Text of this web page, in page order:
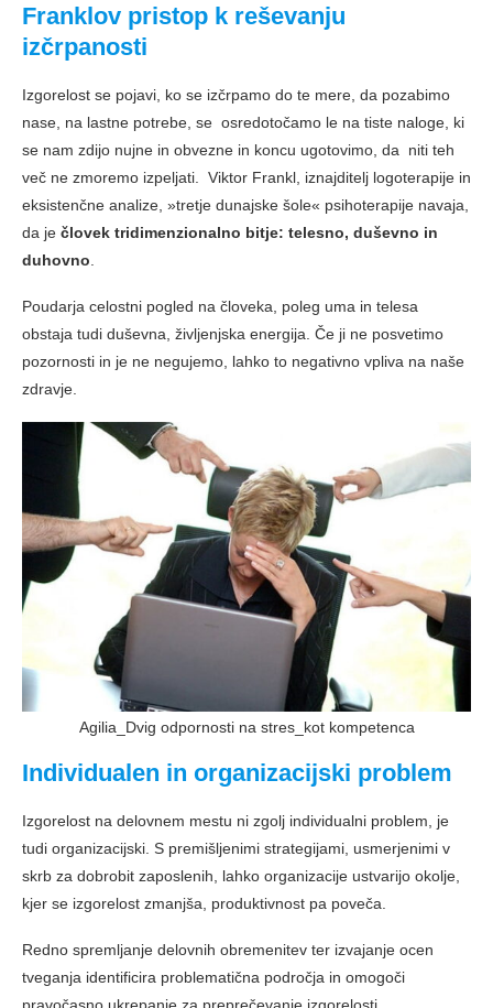
Franklov pristop k reševanju
izčrpanosti
Izgorelost se pojavi, ko se izčrpamo do te mere, da pozabimo
nase, na lastne potrebe, se osredotočamo le na tiste naloge, ki
se nam zdijo nujne in obvezne in koncu ugotovimo, da niti teh
več ne zmoremo izpeljati. Viktor Frankl, iznajditelj logoterapije in
eksistenčne analize, »tretje dunajske šole« psihoterapije navaja,
da je človek tridimenzionalno bitje: telesno, duševno in
duhovno
Poudarja celostni pogled na človeka, poleg uma in telesa
obstaja tudi duševna, življenjska energija. Če ji ne posvetimo
pozornosti in je ne negujemo, lahko to negativno vpliva na naše
zdravje.
Agilia_Dvig odpornosti na stres_kot kompetenca
Individualen in organizacijski problem
Izgorelost na delovnem mestu ni zgolj individualni problem, je
tudi organizacijski. S premišljenimi strategijami, usmerjenimi v
skrb za dobrobit zaposlenih, lahko organizacije ustvarijo okolje,
kjer se izgorelost zmanjša, produktivnost pa poveča.
Redno spremljanje delovnih obremenitev ter izvajanje ocen
tveganja identificira problematična področja in omogoči
pravočasno ukrepanje za preprečevanje izgorelosti.